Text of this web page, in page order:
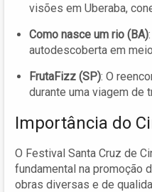
visões em Uberaba,
Como nasce um rio (BA)
autodescoberta em
FrutaFizz (SP): O
durante uma viagem de
Importância do
O Festival Santa Cruz de
fundamental na promoção
obras diversas e de